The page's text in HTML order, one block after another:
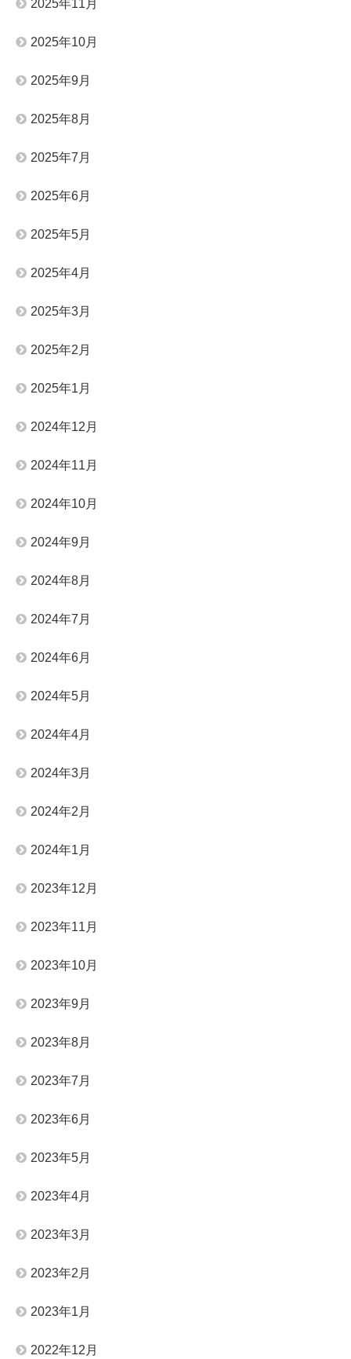
2025年11月
2025年10月
2025年9月
2025年8月
2025年7月
2025年6月
2025年5月
2025年4月
2025年3月
2025年2月
2025年1月
2024年12月
2024年11月
2024年10月
2024年9月
2024年8月
2024年7月
2024年6月
2024年5月
2024年4月
2024年3月
2024年2月
2024年1月
2023年12月
2023年11月
2023年10月
2023年9月
2023年8月
2023年7月
2023年6月
2023年5月
2023年4月
2023年3月
2023年2月
2023年1月
2022年12月